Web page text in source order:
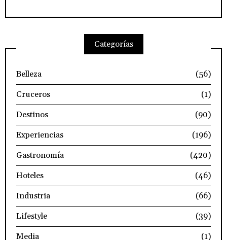
Categorías
Belleza
(56)
Cruceros
(1)
Destinos
(90)
Experiencias
(196)
Gastronomía
(420)
Hoteles
(46)
Industria
(66)
Lifestyle
(39)
Media
(1)